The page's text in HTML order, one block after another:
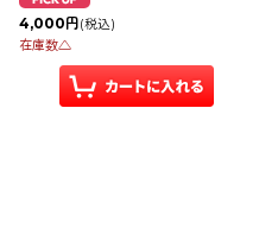
4,000円(税込)
在庫数△